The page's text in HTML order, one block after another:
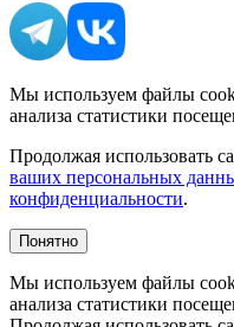
Мы используем файлы
анализа статистики
Продолжая использовать
ваших персональных
конфиденциальности.
Понятно
Мы используем файлы
анализа статистики